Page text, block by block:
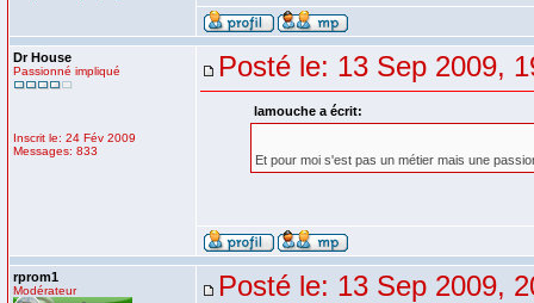
Dr House
Passionné impliqué
Inscrit le: 24 Fév 2009
Messages: 833
Posté le: 13 Sep 2009,
lamouche a écrit:
Et pour moi s'est pas un métier mais une
rprom1
Modérateur Posté le: 13 Sep 2009,